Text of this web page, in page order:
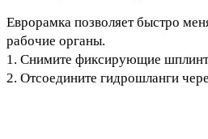
Еврорамка позволяет быстро
рабочие органы.
1. Снимите фиксирующие
2. Отсоедините гидрошланги